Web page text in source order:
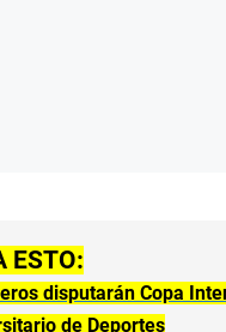
ESTO:
disputarán Copa
de Deportes